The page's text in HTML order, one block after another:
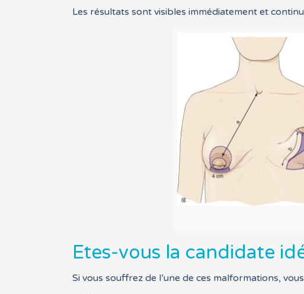
Les résultats sont visibles immédiatement et
Etes-vous la candidate
Si vous souffrez de l’une de ces malformations,